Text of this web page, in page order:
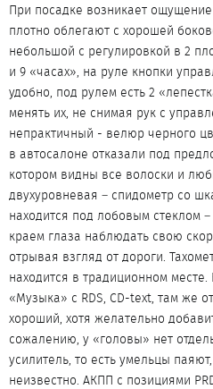
При посадке возникает
плотно облегают с хорошей
небольшой с регулировкой в 2
и 9 «часах», на руле кнопки
удобно, под рулем есть 2
менять их, не снимая рук с
непрактичный - велюр черного
в автосалоне отказали под
котором видны все волоски и
двухуровневая – спидометр со
находится под лобовым стеклом
краем глаза наблюдать свою
отрывая взгляд от дороги.
находится в традиционном
«Музыка» с RDS, CD-text, там же
хороший, хотя желательно
сожалению, у «головы» нет
усилитель, то есть умельцы
неизвестно. АКПП с позициями